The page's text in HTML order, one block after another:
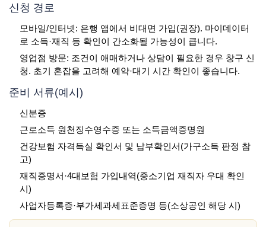
신청 경로
모바일/인터넷: 은행 앱에서 비대면 가입(권장). 마이데이터
로 소득·재직 등 확인이 간소화될 가능성이 큽니다.
영업점 방문: 조건이 애매하거나 상담이 필요한 경우 창구 신
청. 초기 혼잡을 고려해 예약·대기 시간 확인이 좋습니다.
준비 서류(예시)
신분증
근로소득 원천징수영수증 또는 소득금액증명원
건강보험 자격득실 확인서 및 납부확인서(가구소득 판정 참
고)
재직증명서·4대보험 가입내역(중소기업 재직자 우대 확인
시)
사업자등록증·부가세과세표준증명 등(소상공인 해당 시)